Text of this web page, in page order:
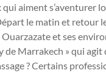
aiment s’aventurer
le matin et retour
et ses
Marrakech » qui agit
? Certains